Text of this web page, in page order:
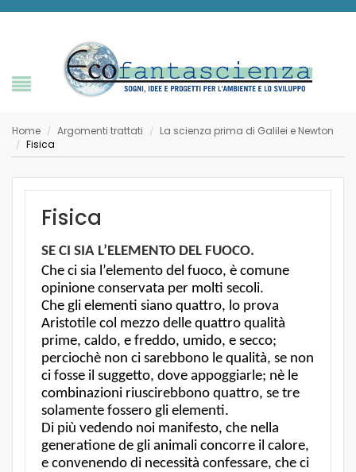
Home / Argomenti trattati / La scienza prima di Galilei e Newton
/ Fisica
Fisica
SE CI SIA L’ELEMENTO DEL FUOCO.
Che ci sia l’elemento del fuoco, è comune
opinione conservata per molti secoli.
Che gli elementi siano quattro, lo prova
Aristotile col mezzo delle quattro qualità
prime, caldo, e freddo, umido, e secco;
perciochè non ci sarebbono le qualità, se non
ci fosse il suggetto, dove appoggiarle; nè le
combinazioni riuscirebbono quattro, se tre
solamente fossero gli elementi.
Di più vedendo noi manifesto, che nella
generatione de gli animali concorre il calore,
e convenendo di necessità confessare, che ci